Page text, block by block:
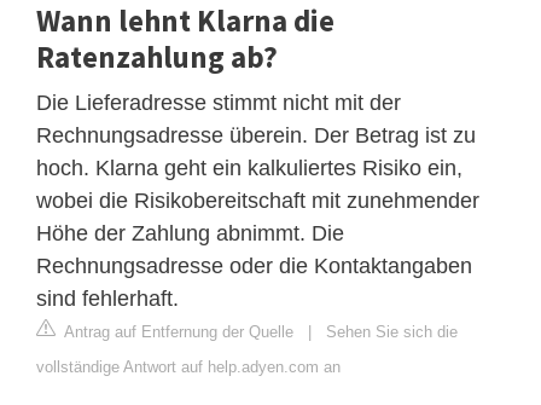
Wann lehnt Klarna die
Ratenzahlung ab?
Die Lieferadresse stimmt nicht mit der
Rechnungsadresse überein. Der Betrag ist zu
hoch. Klarna geht ein kalkuliertes Risiko ein,
wobei die Risikobereitschaft mit zunehmender
Höhe der Zahlung abnimmt. Die
Rechnungsadresse oder die Kontaktangaben
sind fehlerhaft.
Antrag auf Entfernung der Quelle
Sehen Sie sich die
vollständige Antwort auf help.adyen.com an